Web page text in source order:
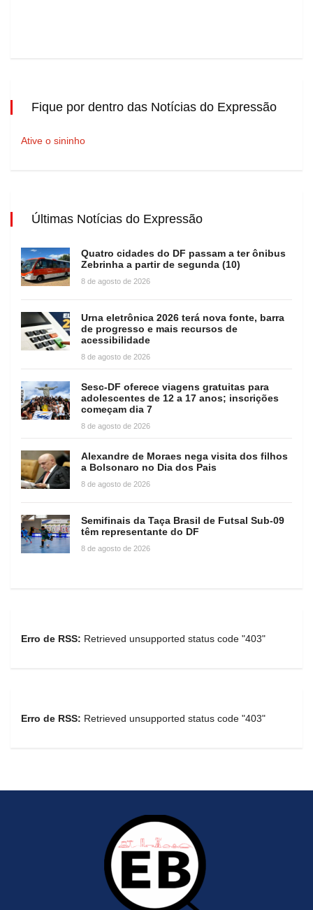
Fique por dentro das Notícias do Expressão
Ative o sininho
Últimas Notícias do Expressão
Quatro cidades do DF passam a ter ônibus
Zebrinha a partir de segunda (10)
8 de agosto de 2026
Urna eletrônica 2026 terá nova fonte, barra
de progresso e mais recursos de
acessibilidade
8 de agosto de 2026
Sesc-DF oferece viagens gratuitas para
adolescentes de 12 a 17 anos; inscrições
começam dia 7
8 de agosto de 2026
Alexandre de Moraes nega visita dos filhos
a Bolsonaro no Dia dos Pais
8 de agosto de 2026
Semifinais da Taça Brasil de Futsal Sub-09
têm representante do DF
8 de agosto de 2026
Erro de RSS: Retrieved unsupported status code "403"
Erro de RSS: Retrieved unsupported status code "403"